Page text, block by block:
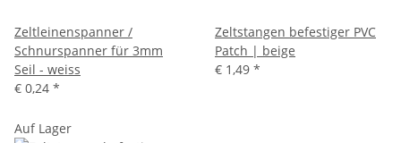
Zeltleinenspanner /
Schnurspanner für 3mm
Seil - weiss
€ 0,24 *
Zeltstangen befestiger PVC
Patch | beige
€ 1,49 *
Auf Lager